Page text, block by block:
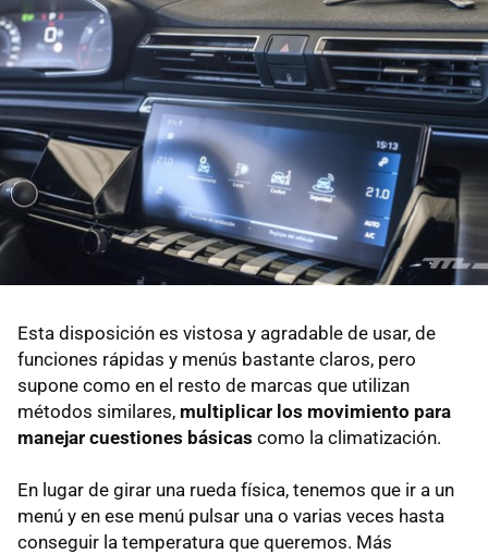
Esta disposición es vistosa y agradable de usar, de
funciones rápidas y menús bastante claros, pero
supone como en el resto de marcas que utilizan
métodos similares, multiplicar los movimiento para
manejar cuestiones básicas como la climatización.
En lugar de girar una rueda física, tenemos que ir a un
menú y en ese menú pulsar una o varias veces hasta
conseguir la temperatura que queremos. Más